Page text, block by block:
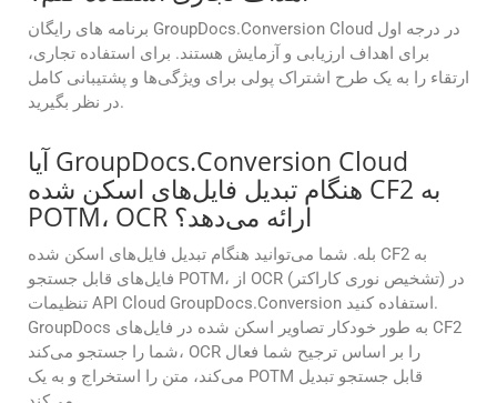
برنامه های رایگان GroupDocs.Conversion Cloud در درجه اول
برای اهداف ارزیابی و آزمایش هستند. برای استفاده تجاری،
ارتقاء را به یک طرح اشتراک پولی برای ویژگی‌ها و پشتیبانی کامل
در نظر بگیرید.
آیا GroupDocs.Conversion Cloud
هنگام تبدیل فایل‌های اسکن شده CF2 به
POTM، OCR ارائه می‌دهد؟
بله. شما می‌توانید هنگام تبدیل فایل‌های اسکن شده CF2 به
فایل‌های قابل جستجو POTM، از OCR (تشخیص نوری کاراکتر) در
تنظیمات API Cloud GroupDocs.Conversion استفاده کنید.
GroupDocs به طور خودکار تصاویر اسکن شده در فایل‌های CF2
شما را جستجو می‌کند، OCR را بر اساس ترجیح شما فعال
می‌کند، متن را استخراج و به یک POTM قابل جستجو تبدیل